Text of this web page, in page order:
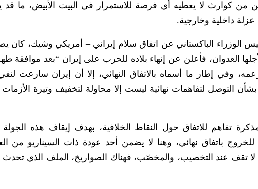
من كوارث لا يعطيه أي فرصة للاستمرار في البيت الأبيض، ما قد
داخلية وخارجية.
الوزراء الباكستاني عن اتفاق سلام إيراني – أمريكي وشيك، كان
العدوان، فأعلن عن إنهاء بلاده للحرب على إيران “بعد موافقة
وفي إطار ما أسماه بالاتفاق النهائي، إلا أن إيران سارعت
بشأن التوصل لتفاهمات نهائية ليست إلا محاولة لتخفيف وتيرة
تفاهم للاتفاق حول النقاط الخلافية، بهدف إيقاف هذه
باتفاق نهائي، وهنا لا يضمن أحد عودة ذات السيناريو من
تقف عند التخصيب، والمخصّب، فهناك الصواريخ، الملف الذي تحدث